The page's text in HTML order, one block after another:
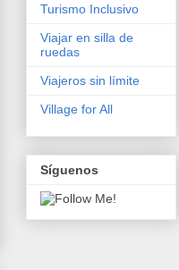
Turismo Inclusivo
Viajar en silla de
ruedas
Viajeros sin límite
Village for All
Síguenos